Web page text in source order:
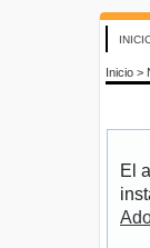
Inicio >
El